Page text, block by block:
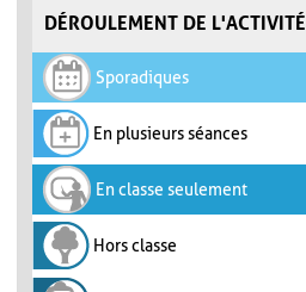
DÉROULEMENT DE L'ACTIVITÉ
Sporadiques
En plusieurs séances
En classe seulement
Hors classe